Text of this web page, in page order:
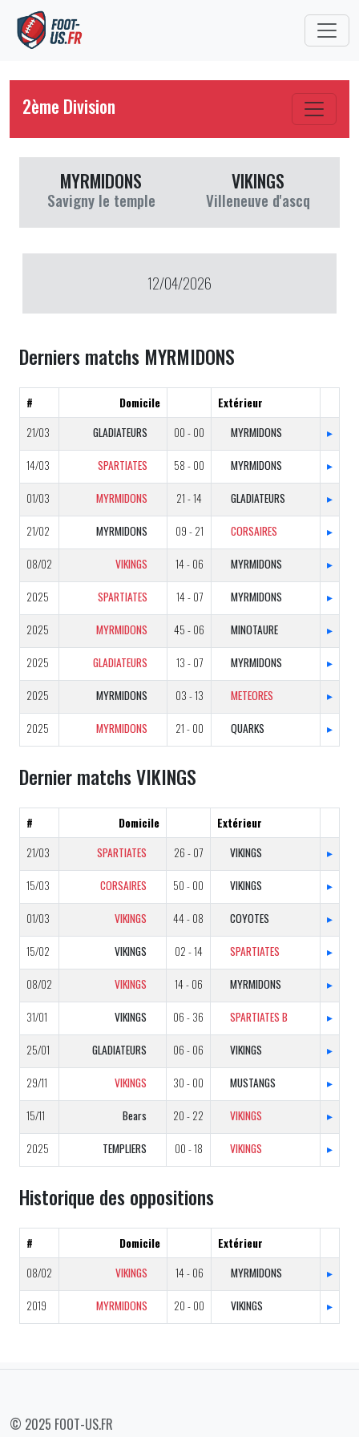
2ème Division
MYRMIDONS
Savigny le temple
VIKINGS
Villeneuve d'ascq
12/04/2026
Derniers matchs MYRMIDONS
# Domicile
Extérieur
21/03
GLADIATEURS 00 - 00 MYRMIDONS ▸
14/03 SPARTIATES 58 - 00 MYRMIDONS ▸
01/03 MYRMIDONS 21 - 14 GLADIATEURS ▸
21/02 MYRMIDONS 09 - 21 CORSAIRES ▸
08/02 VIKINGS 14 - 06 MYRMIDONS ▸
2025 SPARTIATES 14 - 07 MYRMIDONS ▸
2025 MYRMIDONS 45 - 06 MINOTAURE ▸
2025 GLADIATEURS 13 - 07 MYRMIDONS ▸
2025 MYRMIDONS 03 - 13 METEORES ▸
2025 MYRMIDONS 21 - 00 QUARKS ▸
Dernier matchs VIKINGS
# Domicile
Extérieur
21/03
SPARTIATES 26 - 07 VIKINGS ▸
15/03 CORSAIRES 50 - 00 VIKINGS ▸
01/03 VIKINGS 44 - 08 COYOTES ▸
15/02 VIKINGS 02 - 14 SPARTIATES ▸
08/02 VIKINGS 14 - 06 MYRMIDONS ▸
31/01 VIKINGS 06 - 36 SPARTIATES B ▸
25/01 GLADIATEURS 06 - 06 VIKINGS ▸
29/11 VIKINGS 30 - 00 MUSTANGS ▸
15/11 Bears 20 - 22 VIKINGS ▸
2025 TEMPLIERS 00 - 18 VIKINGS ▸
Historique des oppositions
# Domicile
Extérieur
08/02
VIKINGS 14 - 06 MYRMIDONS ▸
2019 MYRMIDONS 20 - 00 VIKINGS ▸
© 2025 FOOT-US.FR